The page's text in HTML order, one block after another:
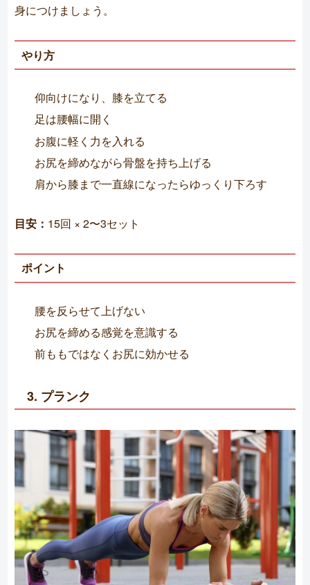
身につけましょう。
やり方
仰向けになり、膝を立てる
足は腰幅に開く
お腹に軽く力を入れる
お尻を締めながら骨盤を持ち上げる
肩から膝まで一直線になったらゆっくり下ろす
目安： 15回 × 2〜3セット
ポイント
腰を反らせて上げない
お尻を締める感覚を意識する
前ももではなくお尻に効かせる
3. プランク